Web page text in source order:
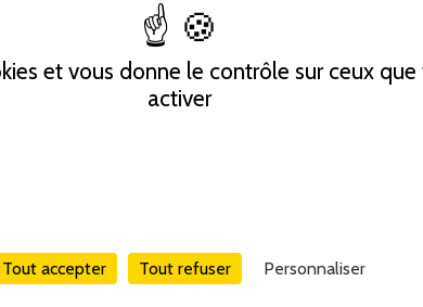
et vous donne le contrôle sur ceux
activer
Tout accepter Tout refuser Personnaliser
fantastiques combinaisons pour retrouver l’ordre,
l’harmonie, la vision sûre de la simplicité des
qu’emploie la Nature pour arriver à ses fins. C’est
cette détermination qui forme à chaque chose
Car l’ultime invariant de l’existence demeurerait
Dina La Destinée qui œuvre de concert avec toutes